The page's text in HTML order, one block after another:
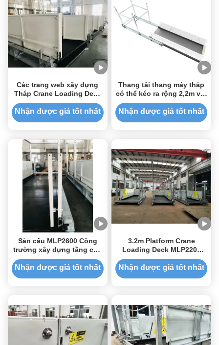
Các trang web xây dựng
Tháp Crane Loading Deck
Có thể kéo lại với các vít
sợi thép nóng
Nhận được giá tốt nhất
Thang tải thang máy tháp
có thể kéo ra rộng 2,2m với
hai hoặc bốn phương
pháp
Nhận được giá tốt nhất
Sàn cẩu MLP2600 Công
trường xây dựng tầng cao
Superdeck Chiều rộng
2600mm có thể thu vào
Nhận được giá tốt nhất
3.2m Platform Crane
Loading Deck MLP2200
Width 2200mm Giấy chứng
nhận tải đầy đủ
Nhận được giá tốt nhất